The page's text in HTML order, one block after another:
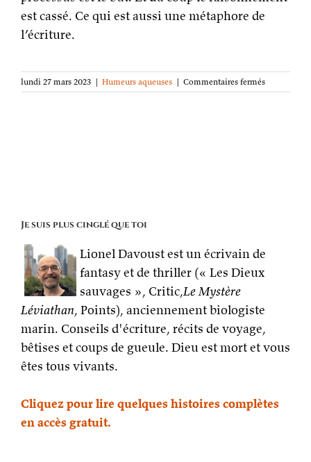
est cassé. Ce qui est aussi une métaphore de
l’écriture.
lundi 27 mars 2023 | Humeurs aqueuses | Commentaires ferméssur
Analogiques
Je suis plus cinglé que toi
Lionel Davoust est un écrivain de
fantasy et de thriller (« Les Dieux
sauvages », Critic,Le Mystère
Léviathan, Points), anciennement biologiste
marin. Conseils d'écriture, récits de voyage,
bêtises et coups de gueule. Dieu est mort et vous
êtes tous vivants.
Cliquez pour lire quelques histoires complètes
en accès gratuit.